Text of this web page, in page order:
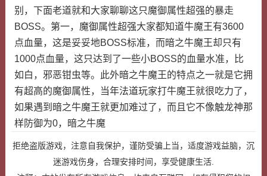
别，下面老道就和大家聊聊这只魔御属性超强的暴走
BOSS。第一，魔御属性超强大家都知道牛魔王有3600
点血量，这是妥妥地BOSS标准，而暗之牛魔王却只有
1000点血量，这只达到了一些小BOSS的血量水准，比
如白，邪恶钳虫等。此外暗之牛魔王的特点之一就是它拥
有超高的魔御属性，当年法道玩家打牛魔王就很吃力了，
如果遇到暗之牛魔王就更加难过了，而且它不像触龙神那
样防御为0，暗之牛魔
拒绝盗版游戏，注意自我保护，谨防受骗上当，适度游戏益脑，沉
迷游戏伤身，合理安排时间，享受健康生活.